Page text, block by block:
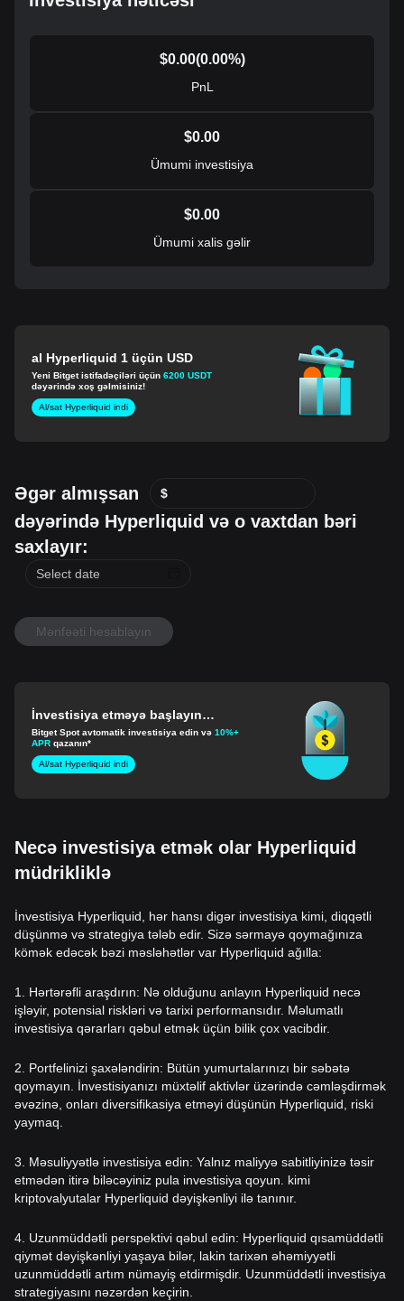
$0.00(0.00%)
PnL
$0.00
Ümumi investisiya
$0.00
Ümumi xalis gəlir
al Hyperliquid 1 üçün USD
Yeni Bitget istifadəçiləri üçün6200 USDT
dəyərində xoş gəlmisiniz!
Al/sat Hyperliquid indi
Əgər almışsan $
dəyərində Hyperliquid və o vaxtdan bəri
saxlayır:
Mənfəəti hesablayın
İnvestisiya etməyə başlayın
Hyperliquid
Bitget Spot avtomatik investisiya edin və10%+
APR qazanın*
Al/sat Hyperliquid indi
Necə investisiya etmək olar Hyperliquid
müdrikliklə
İnvestisiya Hyperliquid, hər hansı digər investisiya kimi, diqqətli
düşünmə və strategiya tələb edir. Sizə sərmayə qoymağınıza
kömək edəcək bəzi məsləhətlər var Hyperliquid ağılla:
1. Hərtərəfli araşdırın: Nə olduğunu anlayın Hyperliquid necə
işləyir, potensial riskləri və tarixi performansıdır. Məlumatlı
investisiya qərarları qəbul etmək üçün bilik çox vacibdir.
2. Portfelinizi şaxələndirin: Bütün yumurtalarınızı bir səbətə
qoymayın. İnvestisiyanızı müxtəlif aktivlər üzərində cəmləşdirmək
əvəzinə, onları diversifikasiya etməyi düşünün Hyperliquid, riski
yaymaq.
3. Məsuliyyətlə investisiya edin: Yalnız maliyyə sabitliyinizə təsir
etmədən itirə biləcəyiniz pula investisiya qoyun. kimi
kriptovalyutalar Hyperliquid dəyişkənliyi ilə tanınır.
4. Uzunmüddətli perspektivi qəbul edin: Hyperliquid qısamüddətli
qiymət dəyişkənliyi yaşaya bilər, lakin tarixən əhəmiyyətli
uzunmüddətli artım nümayiş etdirmişdir. Uzunmüddətli investisiya
strategiyasını nəzərdən keçirin.